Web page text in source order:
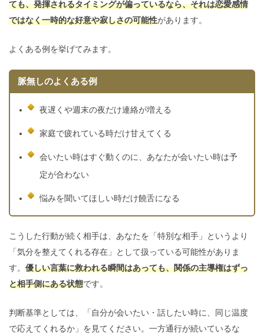
ても、発揮されるタイミングが偏っているなら、それは恋愛感情
ではなく一時的な好意や寂しさの可能性があります。
よくある例を挙げてみます。
脈無しのよくある例
夜遅くや週末の夜だけ連絡が増える
家庭で疲れている時だけ甘えてくる
会いたい時はすぐ動くのに、あなたが会いたい時は予
定が合わない
悩みを聞いてほしい時だけ饒舌になる
こうした行動が続く相手は、あなたを「特別な相手」というより
「気分を整えてくれる存在」として扱っている可能性がありま
す。 優しい言葉に救われる瞬間はあっても、関係の主導権はずっ
と相手側にある状態です。
判断基準としては、「自分が会いたい・話したい時に、同じ温度
で応えてくれるか」を見てください。一方通行が続いているな